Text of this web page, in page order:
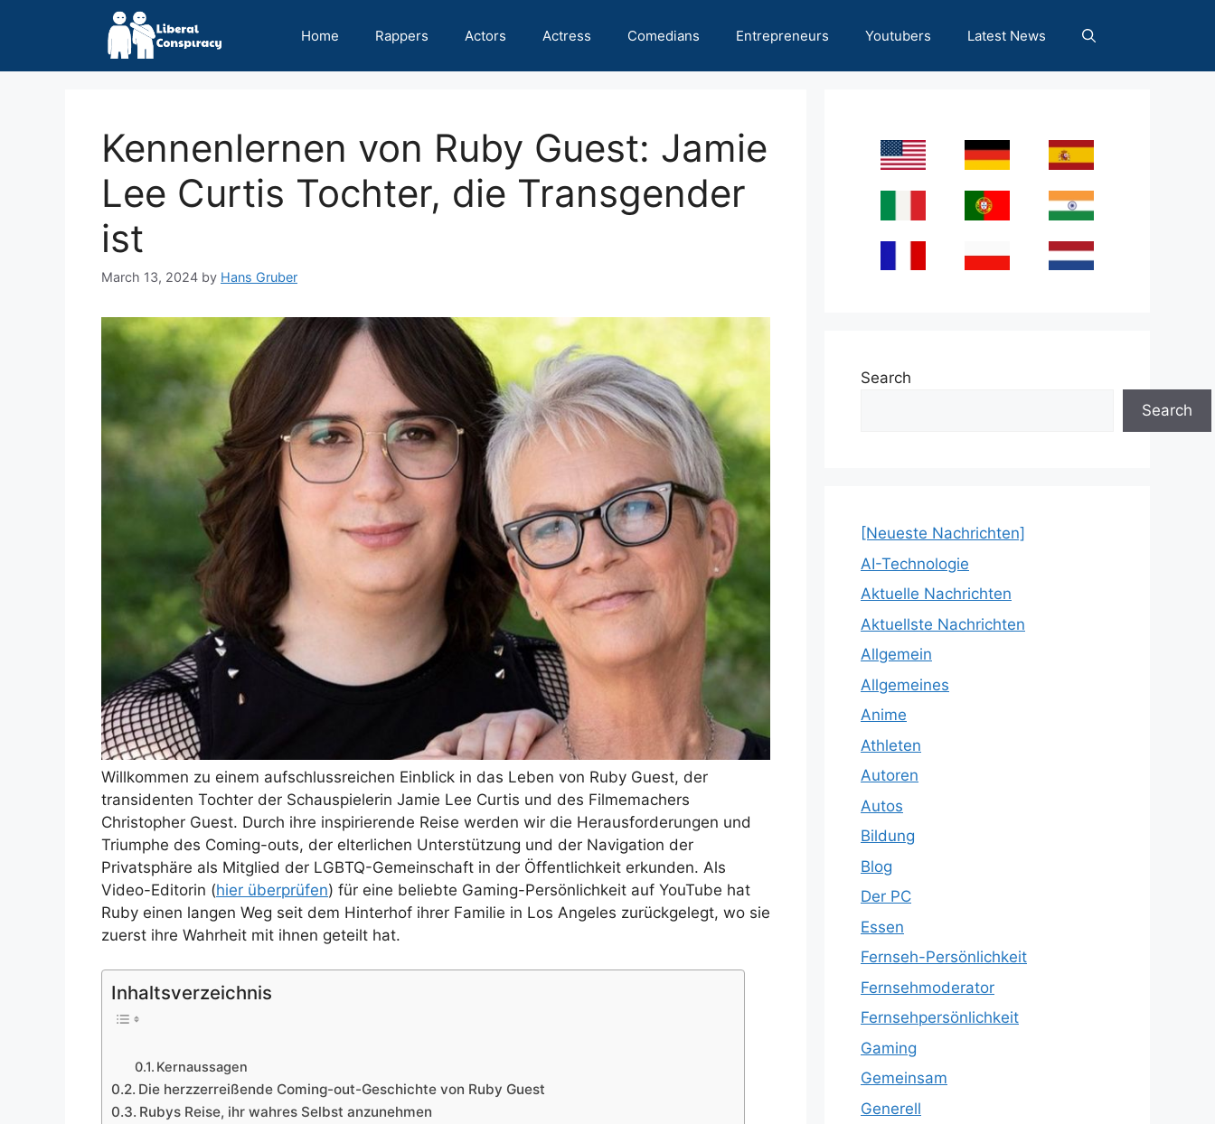
Home Rappers Actors Actress Comedians Entrepreneurs Youtubers Latest News
Kennenlernen von Ruby Guest: Jamie
Lee Curtis Tochter, die Transgender
ist
March 13, 2024 by Hans Gruber
Willkommen zu einem aufschlussreichen Einblick in das Leben von Ruby Guest, der
transidenten Tochter der Schauspielerin Jamie Lee Curtis und des Filmemachers
Christopher Guest. Durch ihre inspirierende Reise werden wir die Herausforderungen und
Triumphe des Coming-outs, der elterlichen Unterstützung und der Navigation der
Privatsphäre als Mitglied der LGBTQ-Gemeinschaft in der Öffentlichkeit erkunden. Als
Video-Editorin (hier überprüfen) für eine beliebte Gaming-Persönlichkeit auf YouTube hat
Ruby einen langen Weg seit dem Hinterhof ihrer Familie in Los Angeles zurückgelegt, wo sie
zuerst ihre Wahrheit mit ihnen geteilt hat.
Inhaltsverzeichnis
Kernaussagen
Die herzzerreißende Coming-out-Geschichte von Ruby Guest
Rubys Reise, ihr wahres Selbst anzunehmen
Search
Search
[Neueste Nachrichten]
AI-Technologie
Aktuelle Nachrichten
Aktuellste Nachrichten
Allgemein
Allgemeines
Anime
Athleten
Autoren
Autos
Bildung
Blog
Der PC
Essen
Fernseh-Persönlichkeit
Fernsehmoderator
Fernsehpersönlichkeit
Gaming
Gemeinsam
Generell